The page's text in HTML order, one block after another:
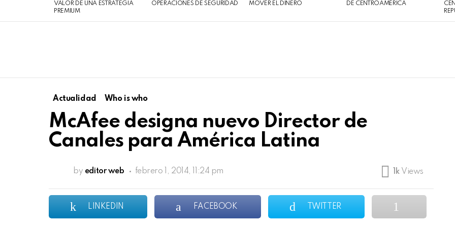
VALOR DE UNA ESTRATEGIA
PREMIUM
OPERACIONES DE SEGURIDAD
MOVER EL DINERO
DE CENTROAMÉRICA
Actualidad Who is who
McAfee designa nuevo Director de
Canales para América Latina
by editor web febrero 1, 2014, 11:24 pm 1k Views
LINKEDIN FACEBOOK TWITTER